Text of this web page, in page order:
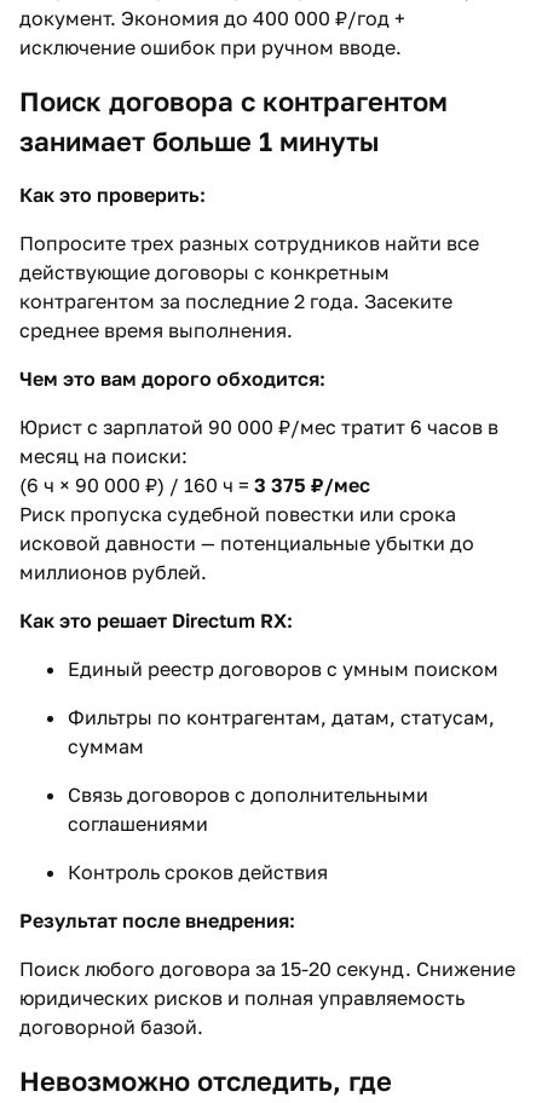
документ. Экономия до 400 000 ₽/год +
исключение ошибок при ручном вводе.
Поиск договора с контрагентом
занимает больше 1 минуты
Как это проверить:
Попросите трех разных сотрудников найти все
действующие договоры с конкретным
контрагентом за последние 2 года. Засеките
среднее время выполнения.
Чем это вам дорого обходится:
Юрист с зарплатой 90 000 ₽/мес тратит 6 часов в
месяц на поиски:
(6 ч × 90 000 ₽) / 160 ч = 3 375 ₽/мес
Риск пропуска судебной повестки или срока
исковой давности — потенциальные убытки до
миллионов рублей.
Как это решает Directum RX:
Единый реестр договоров с умным поиском
Фильтры по контрагентам, датам, статусам,
суммам
Связь договоров с дополнительными
соглашениями
Контроль сроков действия
Результат после внедрения:
Поиск любого договора за 15-20 секунд. Снижение
юридических рисков и полная управляемость
договорной базой.
Невозможно отследить, где